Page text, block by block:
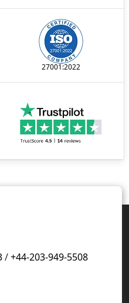
27001:2022
/+44-203-949-5508